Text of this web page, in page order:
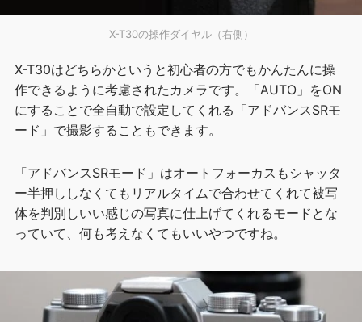
X-T30の操作ダイヤル（右側）
X-T30はどちらかというと初心者の方でもかんたんに操
作できるように考慮されたカメラです。「AUTO」をON
にすることで全自動で設定してくれる「アドバンスSRモ
ード」で撮影することもできます。
「アドバンスSRモード」はオートフォーカスもシャッタ
ー半押ししなくてもリアルタイムで合わせてくれて被写
体を判別しいい感じの写真に仕上げてくれるモードとな
っていて、何も考えなくてもいいやつですね。